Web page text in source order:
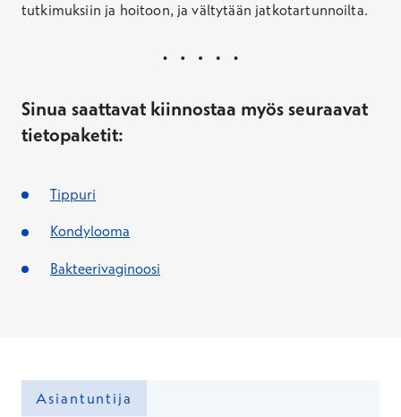
tutkimuksiin ja hoitoon, ja vältytään jatkotartunnoilta.
Sinua saattavat kiinnostaa myös seuraavat
tietopaketit:
Tippuri
Kondylooma
Bakteerivaginoosi
Asiantuntija